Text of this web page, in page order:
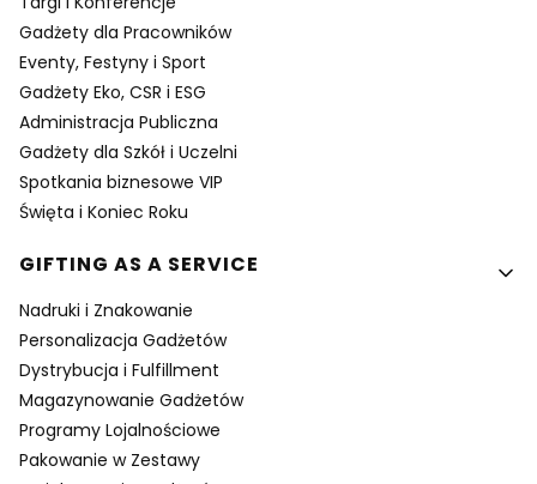
Gadżety dla Pracowników
Eventy, Festyny i Sport
Gadżety Eko, CSR i ESG
Administracja Publiczna
Gadżety dla Szkół i Uczelni
Spotkania biznesowe VIP
Święta i Koniec Roku
GIFTING AS A SERVICE
Nadruki i Znakowanie
Personalizacja Gadżetów
Dystrybucja i Fulfillment
Magazynowanie Gadżetów
Programy Lojalnościowe
Pakowanie w Zestawy